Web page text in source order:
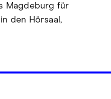
Magdeburg für
den Hörsaal,